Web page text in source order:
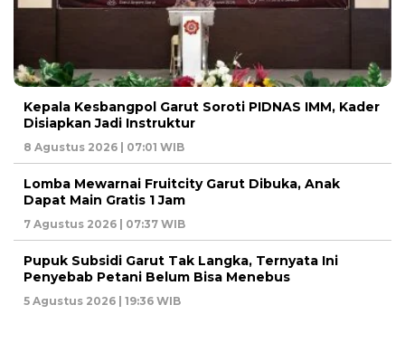
Kepala Kesbangpol Garut Soroti PIDNAS IMM, Kader
Disiapkan Jadi Instruktur
8 Agustus 2026 | 07:01 WIB
Lomba Mewarnai Fruitcity Garut Dibuka, Anak
Dapat Main Gratis 1 Jam
7 Agustus 2026 | 07:37 WIB
Pupuk Subsidi Garut Tak Langka, Ternyata Ini
Penyebab Petani Belum Bisa Menebus
5 Agustus 2026 | 19:36 WIB